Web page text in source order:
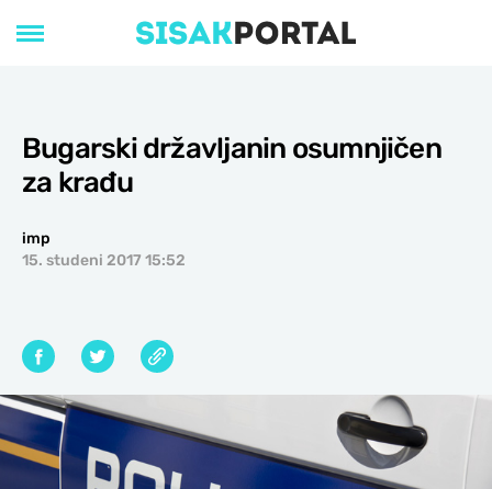
Bugarski državljanin osumnjičen
za krađu
imp
15. studeni 2017 15:52